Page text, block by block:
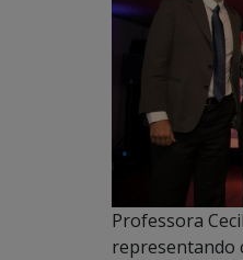
Professora
representando